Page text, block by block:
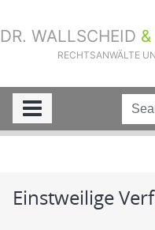
DR. WALLSCHEID
RECHTSANWÄLTE
Sie sind hier:
Ersteinschätzung in Münster
Einstweilige